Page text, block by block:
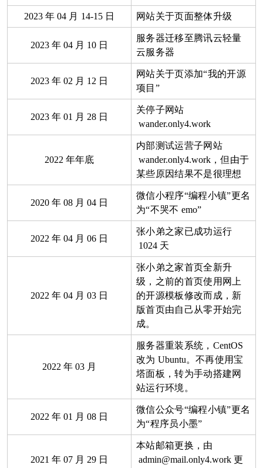
2023 年 04 月 14-15 日 网站关于页面整体升级
2023 年 04 月 10 日
服务器迁移至腾讯云轻量
云服务器
2023 年 02 月 12 日
网站关于页添加“我的开源
项目”
2023 年 01 月 28 日
关停子网站
wander.only4.work
2022 年年底
内部测试运营子网站
wander.only4.work ，但由于
某些原因结果不是很理想
2020 年 08 月 04 日
微信小程序“编程小镇”更名
为“不哭不 emo”
2022 年 04 月 06 日
张小弟之家已成功运行
1024 天
2022 年 04 月 03 日
张小弟之家首页全新升
级，之前的首页使用网上
的开源模板修改而成，新
版首页由自己从零开始完
成。
2022 年 03 月
服务器重装系统， CentOS
改为 Ubuntu。不再使用宝
塔面板，转为手动搭建网
站运行环境。
2022 年 01 月 08 日
微信公众号“编程小镇”更名
为“程序员小墨”
2021 年 07 月 29 日
本站邮箱更换，由
admin@mail.only4.work 更